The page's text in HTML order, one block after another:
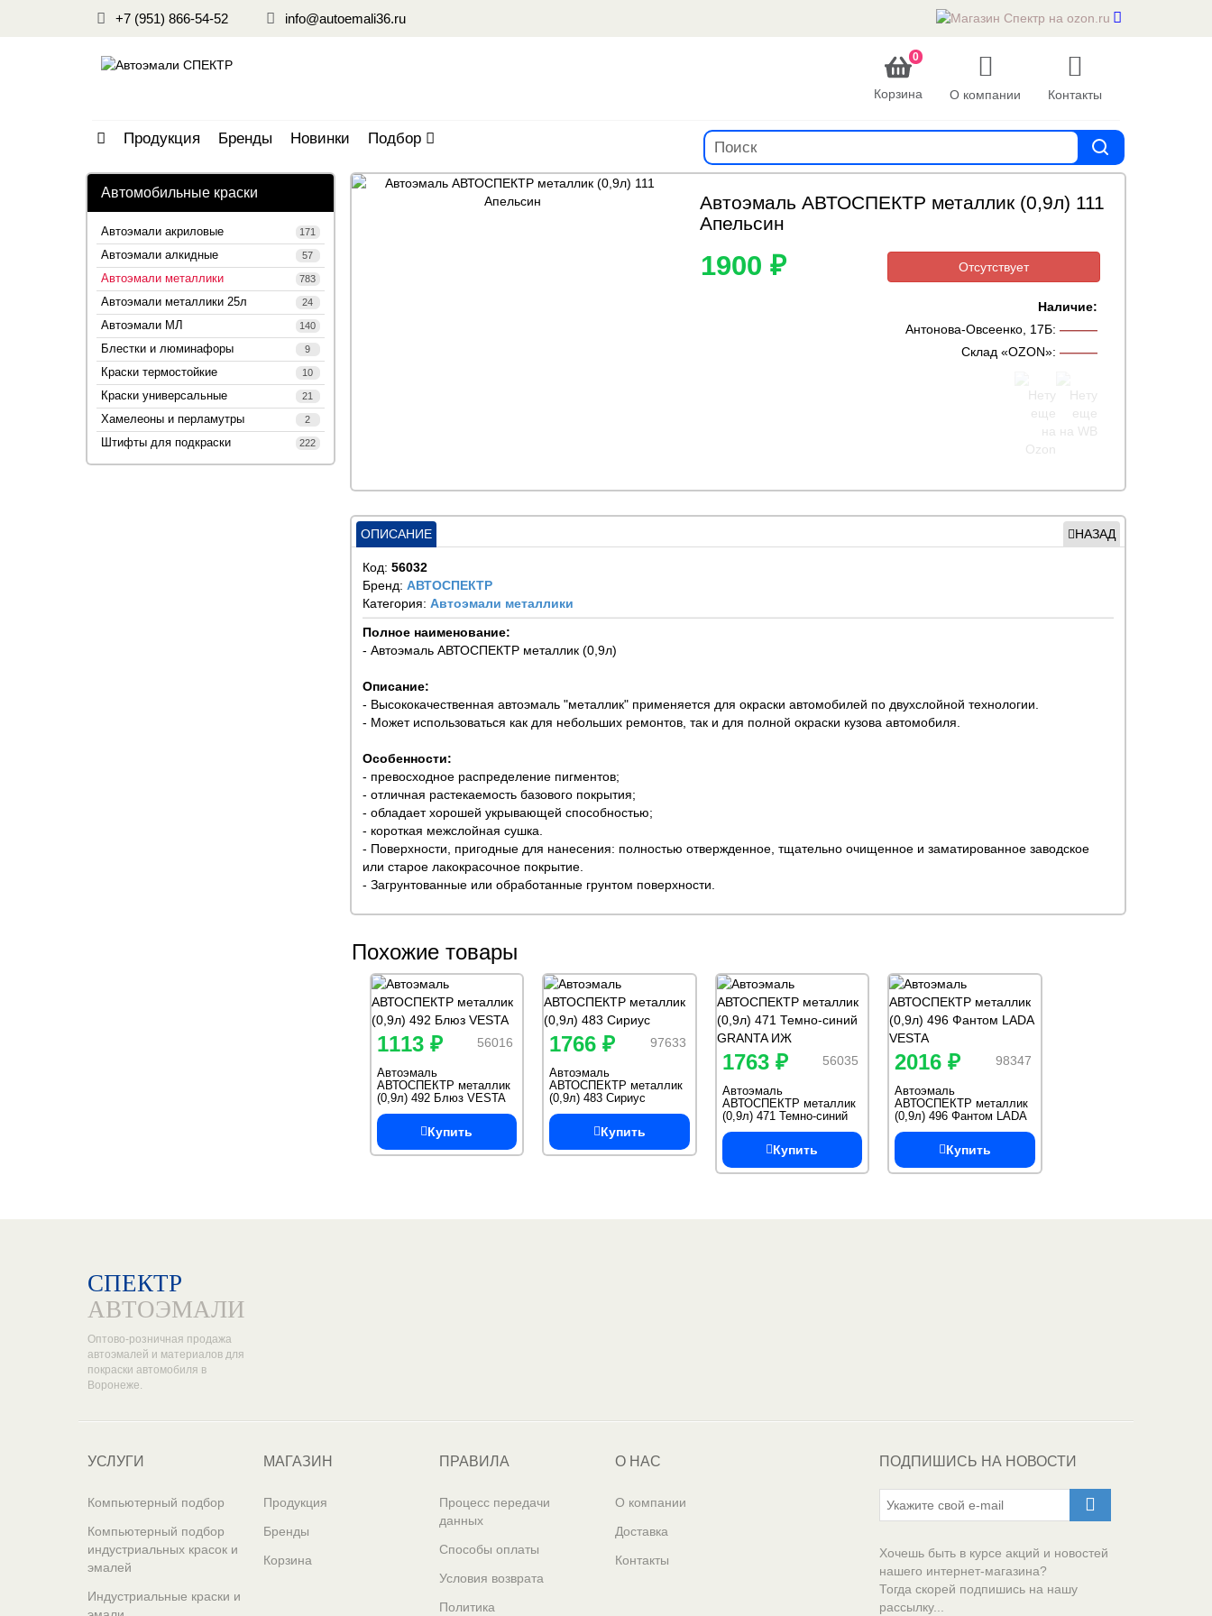
+7 (951) 866-54-52 info@autoemali36.ru
0
Корзина О компании Контакты
Продукция Бренды Новинки Подбор
Автомобильные краски
Автоэмали акриловые 171
Автоэмали алкидные 57
Автоэмали металлики 783
Автоэмали металлики 25л 24
Автоэмали МЛ 140
Блестки и люминафоры 9
Краски термостойкие 10
Краски универсальные 21
Хамелеоны и перламутры 2
Штифты для подкраски 222
Автоэмаль АВТОСПЕКТР металлик (0,9л) 111
Апельсин
1900 ₽ Отсутствует
Наличие:
Антонова-Овсеенко, 17Б: ———
Склад «OZON»: ———
ОПИСАНИЕ НАЗАД
Код: 56032
Бренд: АВТОСПЕКТР
Категория: Автоэмали металлики
Полное наименование:
- Автоэмаль АВТОСПЕКТР металлик (0,9л)
Описание:
- Высококачественная автоэмаль "металлик" применяется для окраски автомобилей по двухслойной технологии.
- Может использоваться как для небольших ремонтов, так и для полной окраски кузова автомобиля.
Особенности:
- превосходное распределение пигментов;
- отличная растекаемость базового покрытия;
- обладает хорошей укрывающей способностью;
- короткая межслойная сушка.
- Поверхности, пригодные для нанесения: полностью отвержденное, тщательно очищенное и заматированное заводское
или старое лакокрасочное покрытие.
- Загрунтованные или обработанные грунтом поверхности.
Похожие товары
56016
1113 ₽
Автоэмаль
АВТОСПЕКТР металлик
(0,9л) 492 Блюз VESTA
Купить
97633
1766 ₽
Автоэмаль
АВТОСПЕКТР металлик
(0,9л) 483 Сириус
Купить
56035
1763 ₽
Автоэмаль
АВТОСПЕКТР металлик
(0,9л) 471 Темно-синий
GRANTA ИЖ
Купить
98347
2016 ₽
Автоэмаль
АВТОСПЕКТР металлик
(0,9л) 496 Фантом LADA
VESTA
Купить
СПЕКТР
АВТОЭМАЛИ
Оптово-розничная продажа
автоэмалей и материалов для
покраски автомобиля в
Воронеже.
УСЛУГИ
Компьютерный подбор
Компьютерный подбор
индустриальных красок и
эмалей
Индустриальные краски и
МАГАЗИН
Продукция
Бренды
Корзина
ПРАВИЛА
Процесс передачи
данных
Способы оплаты
Условия возврата
Политика
О НАС
О компании
Доставка
Контакты
ПОДПИШИСЬ НА НОВОСТИ
Хочешь быть в курсе акций и новостей
нашего интернет-магазина?
Тогда скорей подпишись на нашу
рассылку...